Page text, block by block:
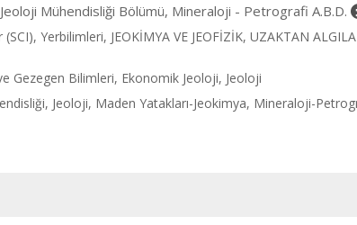
Mühendisliği Bölümü, Mineraloji - Petrografi A.B.D.
Yerbilimleri, JEOKİMYA VE JEOFİZİK, UZAKTAN
Gezegen Bilimleri, Ekonomik Jeoloji, Jeoloji
Jeoloji, Maden Yatakları-Jeokimya, Mineraloji-